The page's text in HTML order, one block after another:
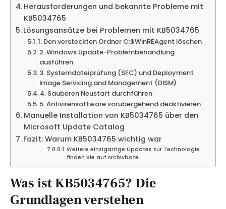
Herausforderungen und bekannte Probleme mit
KB5034765
Lösungsansätze bei Problemen mit KB5034765
1. Den versteckten Ordner C:$WinREAgent löschen
2. Windows Update-Problembehandlung
ausführen
3. Systemdateiprüfung (SFC) und Deployment
Image Servicing and Management (DISM)
4. Sauberen Neustart durchführen
5. Antivirensoftware vorübergehend deaktivieren
Manuelle Installation von KB5034765 über den
Microsoft Update Catalog
Fazit: Warum KB5034765 wichtig war
Weitere einzigartige Updates zur Technologie
finden Sie auf Archivbate.
Was ist KB5034765? Die
Grundlagen verstehen